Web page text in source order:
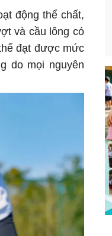
động thể chất,
và cầu lông có
đạt được mức
do mọi nguyên